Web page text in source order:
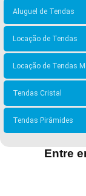
Aluguel de Tendas
Locação de Tendas
Locação de Tendas
Tendas Cristal
Tendas Pirâmides
Entre